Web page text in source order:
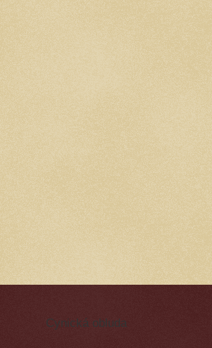
Cynická obluda